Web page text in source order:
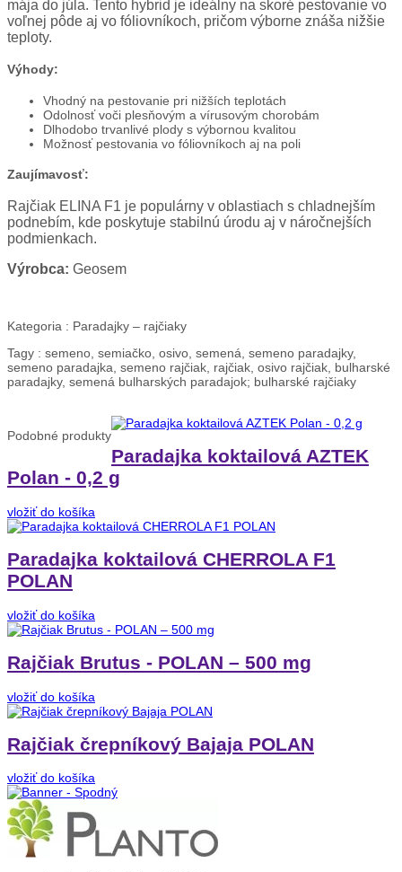
mája do júla. Tento hybrid je ideálny na skoré pestovanie vo
voľnej pôde aj vo fóliovníkoch, pričom výborne znáša nižšie
teploty.
Výhody:
Vhodný na pestovanie pri nižších teplotách
Odolnosť voči plesňovým a vírusovým chorobám
Dlhodobo trvanlivé plody s výbornou kvalitou
Možnosť pestovania vo fóliovníkoch aj na poli
Zaujímavosť:
Rajčiak ELINA F1 je populárny v oblastiach s chladnejším
podnebím, kde poskytuje stabilnú úrodu aj v náročnejších
podmienkach.
Výrobca: Geosem
Kategoria : Paradajky – rajčiaky
Tagy : semeno, semiačko, osivo, semená, semeno paradajky,
semeno paradajka, semeno rajčiak, rajčiak, osivo rajčiak, bulharské
paradajky, semená bulharských paradajok; bulharské rajčiaky
Podobné produkty
Paradajka koktailová AZTEK
Polan - 0,2 g
vložiť do košíka
Paradajka koktailová CHERROLA F1
POLAN
vložiť do košíka
Rajčiak Brutus - POLAN – 500 mg
vložiť do košíka
Rajčiak črepníkový Bajaja POLAN
vložiť do košíka